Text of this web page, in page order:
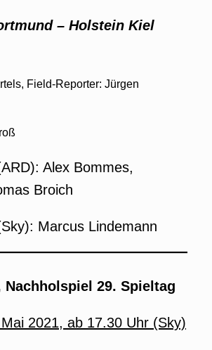
– Holstein Kiel
Field-Reporter: Jürgen
Alex Bommes,
Broich
Marcus Lindemann
Nachholspiel 29. Spieltag
2021, ab 17.30 Uhr (Sky)